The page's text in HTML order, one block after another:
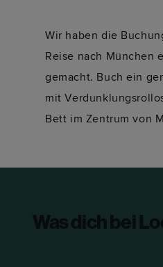
Wir haben die
Reise nach München
gemacht. Buch ein
mit
Bett im Zentrum von
Was dich bei